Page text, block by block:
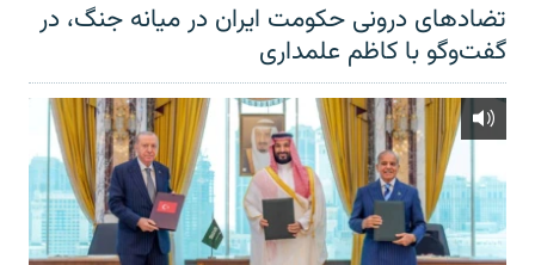
تضادهای درونی حکومت ایران در میانه جنگ، در
گفت‌‌وگو با کاظم علمداری